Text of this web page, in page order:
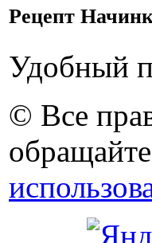
Рецепт
Удобный
© Все